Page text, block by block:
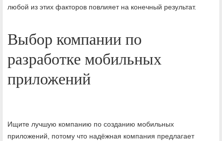
любой из этих факторов повлияет на конечный результат.
Выбор компании по
разработке мобильных
приложений
Ищите лучшую компанию по созданию мобильных
приложений, потому что надёжная компания предлагает